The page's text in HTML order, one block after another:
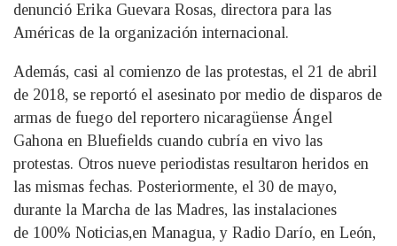
denunció Erika Guevara Rosas, directora para las
Américas de la organización internacional.
Además, casi al comienzo de las protestas, el 21 de abril
de 2018, se reportó el asesinato por medio de disparos de
armas de fuego del reportero nicaragüense Ángel
Gahona en Bluefields cuando cubría en vivo las
protestas. Otros nueve periodistas resultaron heridos en
las mismas fechas. Posteriormente, el 30 de mayo,
durante la Marcha de las Madres, las instalaciones
de 100% Noticias,en Managua, y Radio Darío, en León,